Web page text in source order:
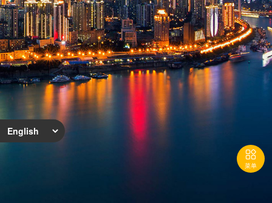

菜单